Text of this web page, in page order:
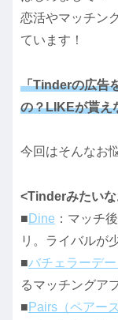
恋活やマッチン
ています！
「Tinderの広告
の？LIKEが貰え
今回はそんなお
<Tinderみたい
■ Dine ：マッチ
リ。ライバルが
■バチェラーデー
るマッチングア
■ Pairs（ペアーズ